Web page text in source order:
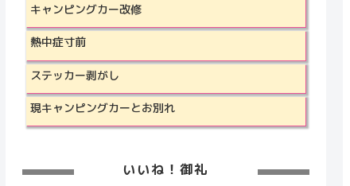
キャンピングカー改修
熱中症寸前
ステッカー剥がし
現キャンピングカーとお別れ
いいね！御礼